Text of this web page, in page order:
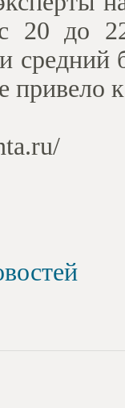
20 до
средний
привело